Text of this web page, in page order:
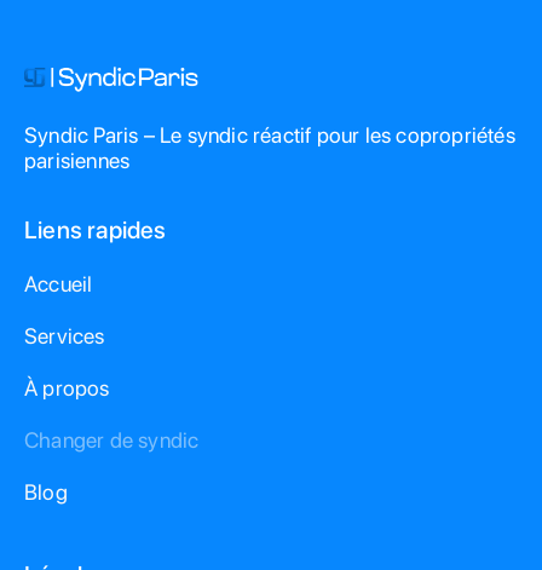
Syndic Paris – Le syndic réactif pour les copropriétés
parisiennes
Liens rapides
Accueil
Services
À propos
Changer de syndic
Blog